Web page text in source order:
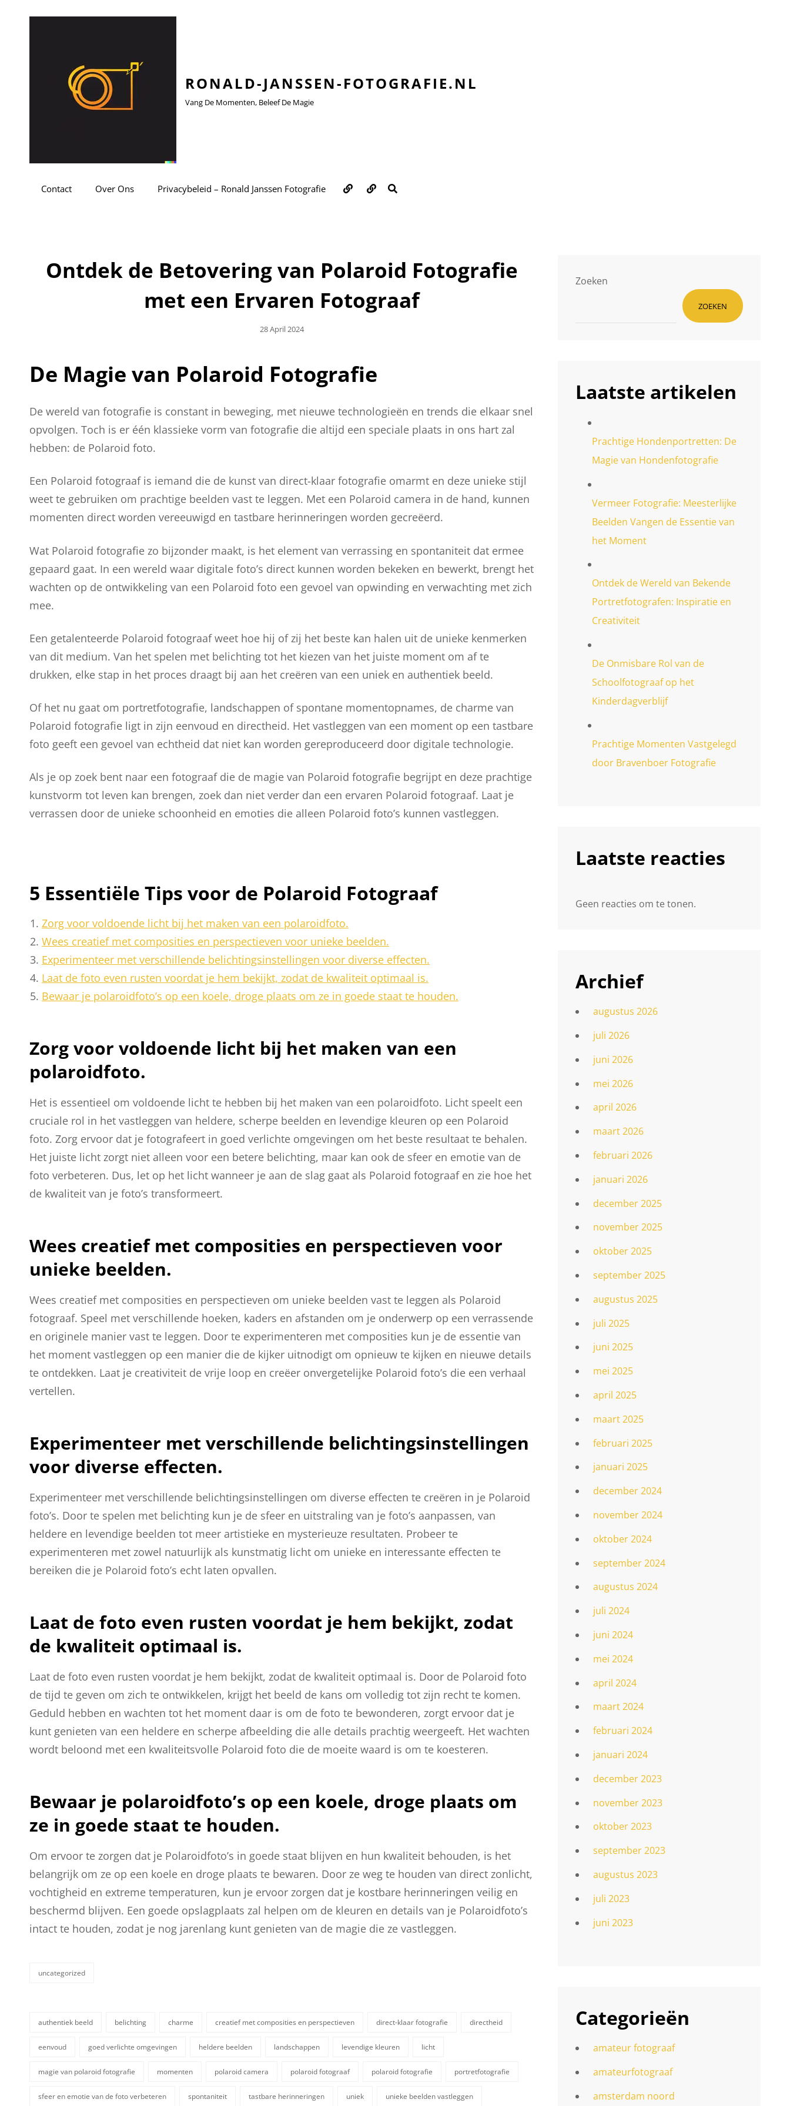
RONALD-JANSSEN-FOTOGRAFIE.NL
Vang De Momenten, Beleef De Magie
Contact Over Ons Privacybeleid – Ronald Janssen Fotografie Over
ons
Contact
Ontdek de Betovering van Polaroid Fotografie
met een Ervaren Fotograaf
Geplaatst
28 April 2024
De Magie van Polaroid Fotografie
De wereld van fotografie is constant in beweging, met nieuwe technologieën en trends die elkaar snel
opvolgen. Toch is er één klassieke vorm van fotografie die altijd een speciale plaats in ons hart zal
hebben: de Polaroid foto.
Een Polaroid fotograaf is iemand die de kunst van direct-klaar fotografie omarmt en deze unieke stijl
weet te gebruiken om prachtige beelden vast te leggen. Met een Polaroid camera in de hand, kunnen
momenten direct worden vereeuwigd en tastbare herinneringen worden gecreëerd.
Wat Polaroid fotografie zo bijzonder maakt, is het element van verrassing en spontaniteit dat ermee
gepaard gaat. In een wereld waar digitale foto’s direct kunnen worden bekeken en bewerkt, brengt het
wachten op de ontwikkeling van een Polaroid foto een gevoel van opwinding en verwachting met zich
mee.
Een getalenteerde Polaroid fotograaf weet hoe hij of zij het beste kan halen uit de unieke kenmerken
van dit medium. Van het spelen met belichting tot het kiezen van het juiste moment om af te
drukken, elke stap in het proces draagt bij aan het creëren van een uniek en authentiek beeld.
Of het nu gaat om portretfotografie, landschappen of spontane momentopnames, de charme van
Polaroid fotografie ligt in zijn eenvoud en directheid. Het vastleggen van een moment op een tastbare
foto geeft een gevoel van echtheid dat niet kan worden gereproduceerd door digitale technologie.
Als je op zoek bent naar een fotograaf die de magie van Polaroid fotografie begrijpt en deze prachtige
kunstvorm tot leven kan brengen, zoek dan niet verder dan een ervaren Polaroid fotograaf. Laat je
verrassen door de unieke schoonheid en emoties die alleen Polaroid foto’s kunnen vastleggen.
5 Essentiële Tips voor de Polaroid Fotograaf
Zorg voor voldoende licht bij het maken van een polaroidfoto.
Wees creatief met composities en perspectieven voor unieke beelden.
Experimenteer met verschillende belichtingsinstellingen voor diverse effecten.
Laat de foto even rusten voordat je hem bekijkt, zodat de kwaliteit optimaal is.
Bewaar je polaroidfoto’s op een koele, droge plaats om ze in goede staat te houden.
Zorg voor voldoende licht bij het maken van een
polaroidfoto.
Het is essentieel om voldoende licht te hebben bij het maken van een polaroidfoto. Licht speelt een
cruciale rol in het vastleggen van heldere, scherpe beelden en levendige kleuren op een Polaroid
foto. Zorg ervoor dat je fotografeert in goed verlichte omgevingen om het beste resultaat te behalen.
Het juiste licht zorgt niet alleen voor een betere belichting, maar kan ook de sfeer en emotie van de
foto verbeteren. Dus, let op het licht wanneer je aan de slag gaat als Polaroid fotograaf en zie hoe het
de kwaliteit van je foto’s transformeert.
Wees creatief met composities en perspectieven voor
unieke beelden.
Wees creatief met composities en perspectieven om unieke beelden vast te leggen als Polaroid
fotograaf. Speel met verschillende hoeken, kaders en afstanden om je onderwerp op een verrassende
en originele manier vast te leggen. Door te experimenteren met composities kun je de essentie van
het moment vastleggen op een manier die de kijker uitnodigt om opnieuw te kijken en nieuwe details
te ontdekken. Laat je creativiteit de vrije loop en creëer onvergetelijke Polaroid foto’s die een verhaal
vertellen.
Experimenteer met verschillende belichtingsinstellingen
voor diverse effecten.
Experimenteer met verschillende belichtingsinstellingen om diverse effecten te creëren in je Polaroid
foto’s. Door te spelen met belichting kun je de sfeer en uitstraling van je foto’s aanpassen, van
heldere en levendige beelden tot meer artistieke en mysterieuze resultaten. Probeer te
experimenteren met zowel natuurlijk als kunstmatig licht om unieke en interessante effecten te
bereiken die je Polaroid foto’s echt laten opvallen.
Laat de foto even rusten voordat je hem bekijkt, zodat
de kwaliteit optimaal is.
Laat de foto even rusten voordat je hem bekijkt, zodat de kwaliteit optimaal is. Door de Polaroid foto
de tijd te geven om zich te ontwikkelen, krijgt het beeld de kans om volledig tot zijn recht te komen.
Geduld hebben en wachten tot het moment daar is om de foto te bewonderen, zorgt ervoor dat je
kunt genieten van een heldere en scherpe afbeelding die alle details prachtig weergeeft. Het wachten
wordt beloond met een kwaliteitsvolle Polaroid foto die de moeite waard is om te koesteren.
Bewaar je polaroidfoto’s op een koele, droge plaats om
ze in goede staat te houden.
Om ervoor te zorgen dat je Polaroidfoto’s in goede staat blijven en hun kwaliteit behouden, is het
belangrijk om ze op een koele en droge plaats te bewaren. Door ze weg te houden van direct zonlicht,
vochtigheid en extreme temperaturen, kun je ervoor zorgen dat je kostbare herinneringen veilig en
beschermd blijven. Een goede opslagplaats zal helpen om de kleuren en details van je Polaroidfoto’s
intact te houden, zodat je nog jarenlang kunt genieten van de magie die ze vastleggen.
categorieën
uncategorized
authentiek beeld belichting charme creatief met composities en perspectieven direct-klaar fotografie directheid
eenvoud goed verlichte omgevingen heldere beelden landschappen levendige kleuren licht
magie van polaroid fotografie momenten polaroid camera polaroid fotograaf polaroid fotografie portretfotografie
sfeer en emotie van de foto verbeteren spontaniteit tastbare herinneringen uniek unieke beelden vastleggen
Zoeken
ZOEKEN
Laatste artikelen
Prachtige Hondenportretten: De
Magie van Hondenfotografie
Vermeer Fotografie: Meesterlijke
Beelden Vangen de Essentie van
het Moment
Ontdek de Wereld van Bekende
Portretfotografen: Inspiratie en
Creativiteit
De Onmisbare Rol van de
Schoolfotograaf op het
Kinderdagverblijf
Prachtige Momenten Vastgelegd
door Bravenboer Fotografie
Laatste reacties
Geen reacties om te tonen.
Archief
augustus 2026
juli 2026
juni 2026
mei 2026
april 2026
maart 2026
februari 2026
januari 2026
december 2025
november 2025
oktober 2025
september 2025
augustus 2025
juli 2025
juni 2025
mei 2025
april 2025
maart 2025
februari 2025
januari 2025
december 2024
november 2024
oktober 2024
september 2024
augustus 2024
juli 2024
juni 2024
mei 2024
april 2024
maart 2024
februari 2024
januari 2024
december 2023
november 2023
oktober 2023
september 2023
augustus 2023
juli 2023
juni 2023
Categorieën
amateur fotograaf
amateurfotograaf
amsterdam noord